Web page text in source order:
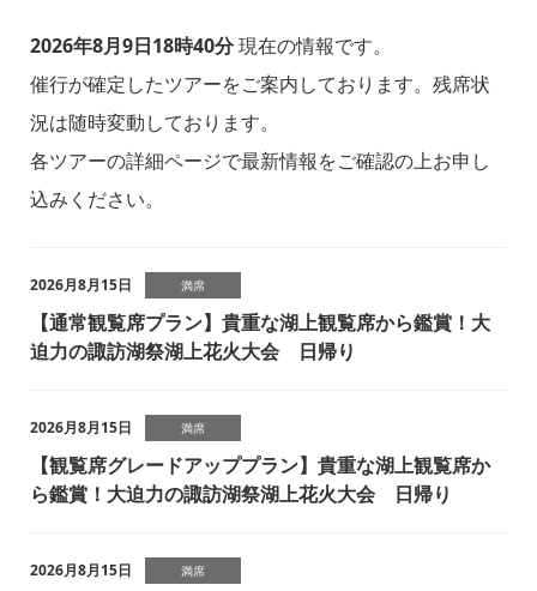
2026年8月9日18時40分現在の情報です。
催行が確定したツアーをご案内しております。残席状
況は随時変動しております。
各ツアーの詳細ページで最新情報をご確認の上お申し
込みください。
2026月8月15日 満席
【通常観覧席プラン】貴重な湖上観覧席から鑑賞！大
迫力の諏訪湖祭湖上花火大会 日帰り
2026月8月15日 満席
【観覧席グレードアッププラン】貴重な湖上観覧席か
ら鑑賞！大迫力の諏訪湖祭湖上花火大会 日帰り
2026月8月15日 満席